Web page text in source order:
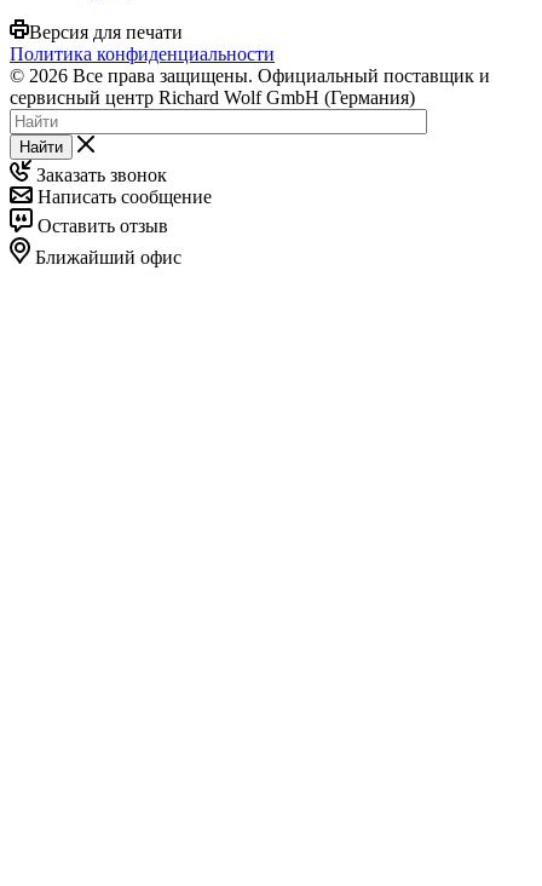
Версия для печати
Политика конфиденциальности
© 2026 Все права защищены. Официальный поставщик и
сервисный центр Richard Wolf GmbH (Германия)
Найти
Заказать звонок
Написать сообщение
Оставить отзыв
Ближайший офис